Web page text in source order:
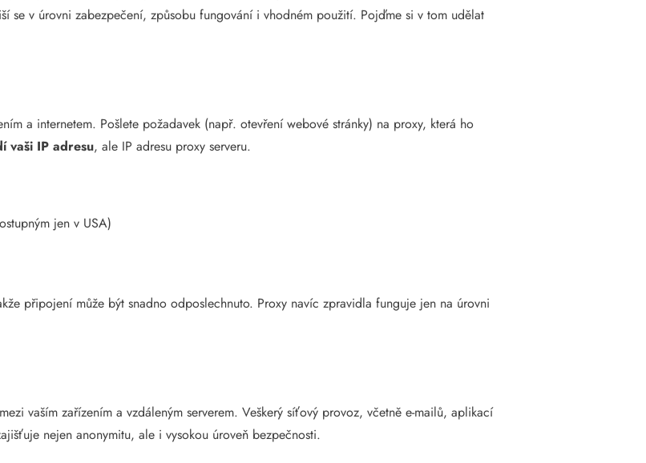
se v úrovni zabezpečení, způsobu fungování i vhodném použití. Pojďme si v tom udělat
a internetem. Pošlete požadavek (např. otevření webové stránky) na proxy, která ho
vaši IP adresu, ale IP adresu proxy serveru.
jen v USA)
připojení může být snadno odposlechnuto. Proxy navíc zpravidla funguje jen na úrovni
vaším zařízením a vzdáleným serverem. Veškerý síťový provoz, včetně e-mailů, aplikací
nejen anonymitu, ale i vysokou úroveň bezpečnosti.